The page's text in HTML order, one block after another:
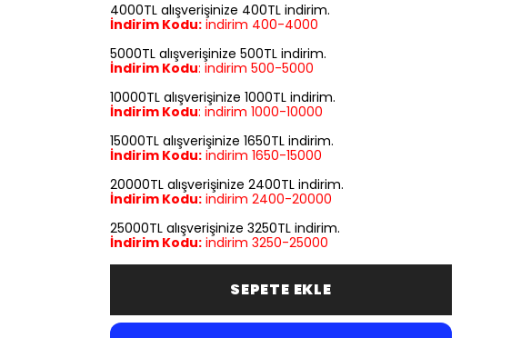
4000TL alışverişinize 400TL indirim.
İndirim Kodu: indirim 400-4000
5000TL alışverişinize 500TL indirim.
İndirim Kodu: indirim 500-5000
10000TL alışverişinize 1000TL indirim.
İndirim Kodu: indirim 1000-10000
15000TL alışverişinize 1650TL indirim.
İndirim Kodu: indirim 1650-15000
20000TL alışverişinize 2400TL indirim.
İndirim Kodu: indirim 2400-20000
25000TL alışverişinize 3250TL indirim.
İndirim Kodu: indirim 3250-25000
SEPETE EKLE